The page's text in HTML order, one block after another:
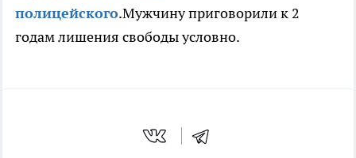
полицейского.Мужчину приговорили к 2
годам лишения свободы условно.